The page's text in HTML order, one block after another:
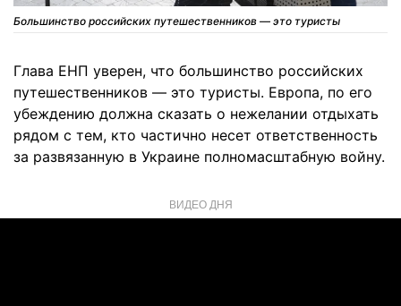
Большинство российских путешественников — это туристы
Глава ЕНП уверен, что большинство российских
путешественников — это туристы. Европа, по его
убеждению должна сказать о нежелании отдыхать
рядом с тем, кто частично несет ответственность
за развязанную в Украине полномасштабную войну.
ВИДЕО ДНЯ